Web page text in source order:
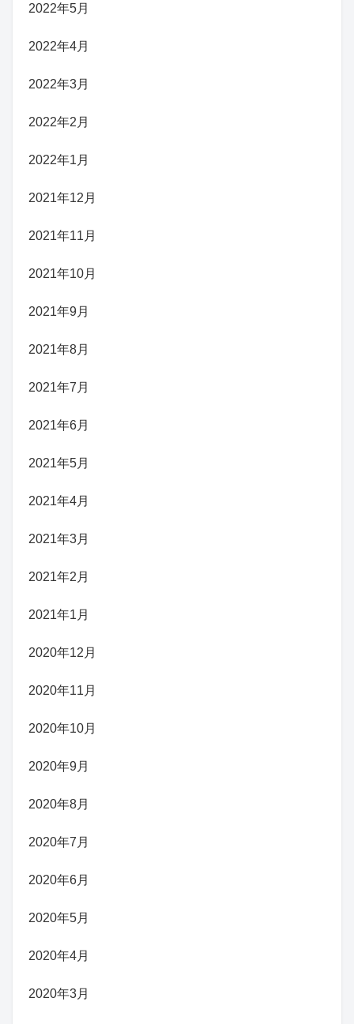
2022年5月
2022年4月
2022年3月
2022年2月
2022年1月
2021年12月
2021年11月
2021年10月
2021年9月
2021年8月
2021年7月
2021年6月
2021年5月
2021年4月
2021年3月
2021年2月
2021年1月
2020年12月
2020年11月
2020年10月
2020年9月
2020年8月
2020年7月
2020年6月
2020年5月
2020年4月
2020年3月